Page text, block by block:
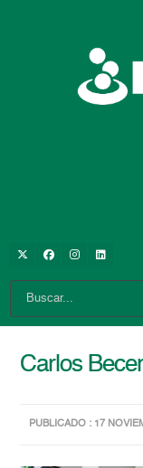
Carlos
PUBLICADO : 17